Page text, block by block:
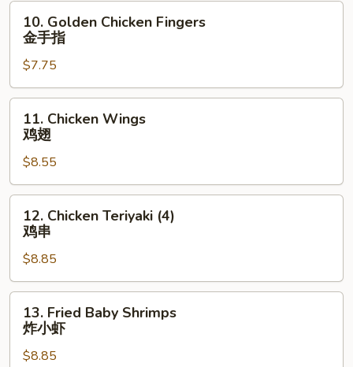
Golden
Chicken
Fingers
金
手
10. Golden Chicken Fingers
金手指
$7.75
Chicken
Wings
翅
11. Chicken Wings
鸡翅
$8.55
Chicken
Teriyaki
(4)
鸡
串
12. Chicken Teriyaki (4)
鸡串
$8.85
Fried
Baby
Shrimps
13. Fried Baby Shrimps
炸小虾
$8.85